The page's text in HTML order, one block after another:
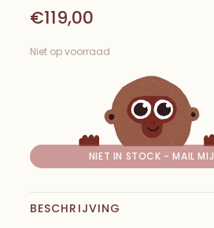
€119,00
Niet op voorraad
NIET IN STOCK - MAIL MIJ
BESCHRIJVING